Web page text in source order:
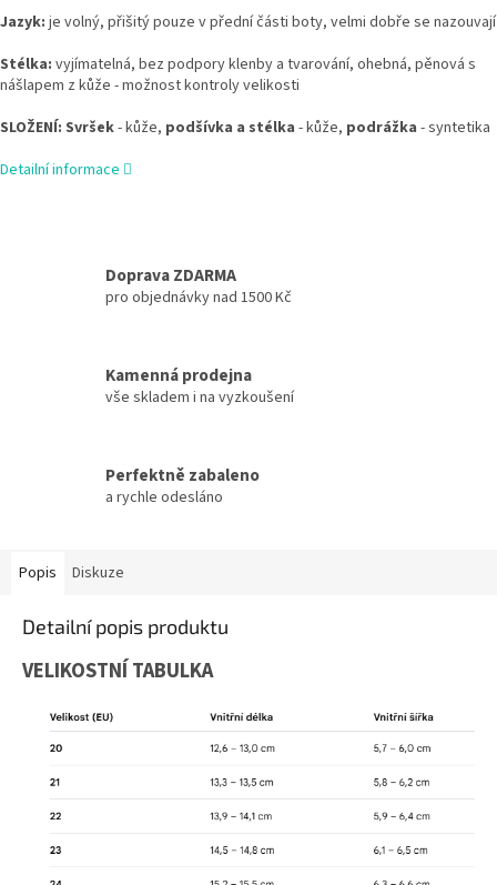
Jazyk: je volný, přišitý pouze v přední části boty, velmi dobře se nazouvají
Stélka: vyjímatelná, bez podpory klenby a tvarování, ohebná, pěnová s
nášlapem z kůže - možnost kontroly velikosti
SLOŽENÍ: Svršek- kůže, podšívka a stélka - kůže, podrážka - syntetika
Detailní informace
Doprava ZDARMA
pro objednávky nad 1500 Kč
Kamenná prodejna
vše skladem i na vyzkoušení
Perfektně zabaleno
a rychle odesláno
Popis Diskuze
Detailní popis produktu
VELIKOSTNÍ TABULKA